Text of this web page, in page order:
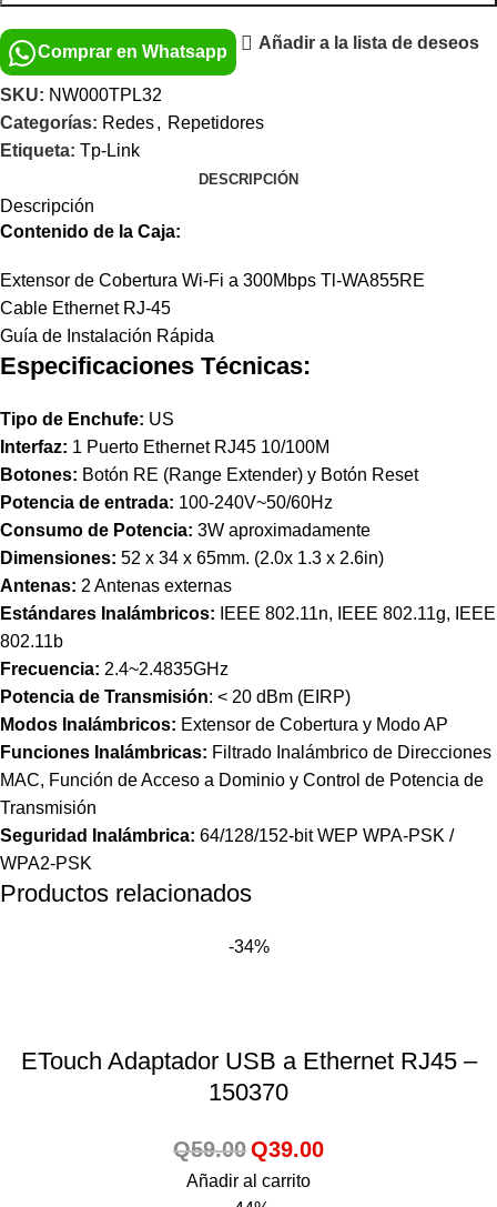
Comprar en Whatsapp Añadir a la lista de deseos
SKU: NW000TPL32
Categorías: Redes, Repetidores
Etiqueta: Tp-Link
DESCRIPCIÓN
Descripción
Contenido de la Caja:
Extensor de Cobertura Wi-Fi a 300Mbps Tl-WA855RE
Cable Ethernet RJ-45
Guía de Instalación Rápida
Especificaciones Técnicas:
Tipo de Enchufe: US
Interfaz: 1 Puerto Ethernet RJ45 10/100M
Botones: Botón RE (Range Extender) y Botón Reset
Potencia de entrada: 100-240V~50/60Hz
Consumo de Potencia: 3W aproximadamente
Dimensiones: 52 x 34 x 65mm. (2.0x 1.3 x 2.6in)
Antenas: 2 Antenas externas
Estándares Inalámbricos: IEEE 802.11n, IEEE 802.11g, IEEE
802.11b
Frecuencia: 2.4~2.4835GHz
Potencia de Transmisión: < 20 dBm (EIRP)
Modos Inalámbricos: Extensor de Cobertura y Modo AP
Funciones Inalámbricas: Filtrado Inalámbrico de Direcciones
MAC, Función de Acceso a Dominio y Control de Potencia de
Transmisión
Seguridad Inalámbrica: 64/128/152-bit WEP WPA-PSK /
WPA2-PSK
Productos relacionados
-34%
ETouch Adaptador USB a Ethernet RJ45 –
150370
Q59.00Q39.00
Añadir al carrito